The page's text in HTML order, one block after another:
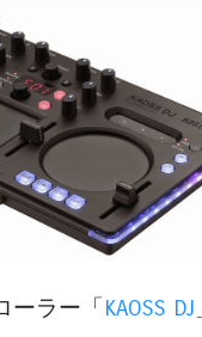
ーラー「 KAOSS DJ